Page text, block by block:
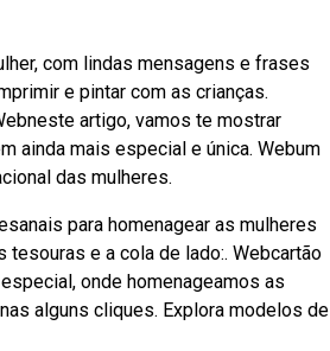
com lindas mensagens e frases
e pintar com as crianças.
artigo, vamos te mostrar
ainda mais especial e única. Webum
das mulheres.
para homenagear as mulheres
tesouras e a cola de lado:. Webcartão
onde homenageamos as
alguns cliques. Explora modelos de